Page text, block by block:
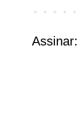
Assinar: